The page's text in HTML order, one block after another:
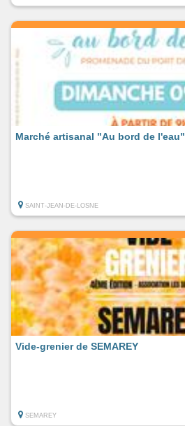
Marché artisanal "Au bord de l'eau"
SAINT-JEAN-DE-LOSNE
Vide-grenier de SEMAREY
SEMAREY